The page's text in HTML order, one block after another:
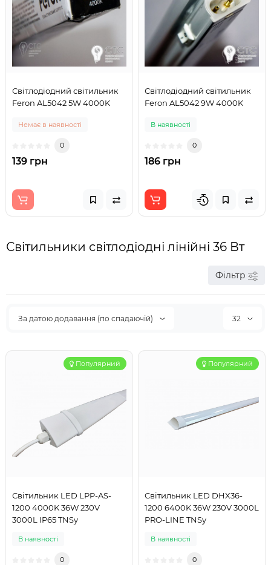
Світлодіодний світильник
Feron AL5042 5W 4000K
Немає в наявності
0
139 грн
Світлодіодний світильник
Feron AL5042 9W 4000K
В наявності
0
186 грн
Світильники світлодіодні лінійні 36 Вт
Фільтр
За датою додавання (по спадаючій) 32
Популярний
Світильник LED LPP-AS-
1200 4000K 36W 230V
3000L IP65 TNSy
В наявності
0
Популярний
Світильник LED DHX36-
1200 6400K 36W 230V 3000L
PRO-LINE TNSy
В наявності
0